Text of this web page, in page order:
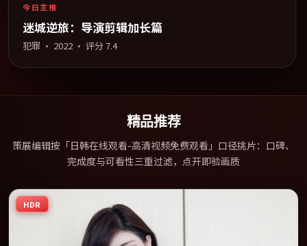
今日主推
迷城逆旅：导演剪辑加长篇
犯罪 · 2022 · 评分 7.4
精品推荐
策展编辑按「日韩在线观看-高清视频免费观看」口径挑片：口碑、
完成度与可看性三重过滤，点开即验画质
HDR